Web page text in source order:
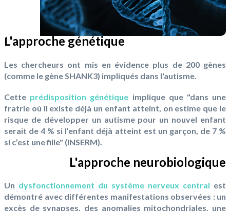
L'approche génétique
Les chercheurs ont mis en évidence plus de 200 gènes
(comme le gène SHANK3) impliqués dans l'autisme.
Cette prédisposition génétique implique que "dans une
fratrie où il existe déjà un enfant atteint, on estime que le
risque de développer un autisme pour un nouvel enfant
serait de 4 % si l’enfant déjà atteint est un garçon, de 7 %
si c’est une fille" (INSERM).
L'approche neurobiologique
Un dysfonctionnement du système nerveux central est
démontré avec différentes manifestations observées : un
excès de synapses, des anomalies mitochondriales, une